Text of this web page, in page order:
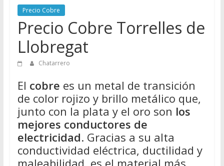
Chatarreros
para
vender
Chatarra
Precio Cobre
Precio Cobre Torrelles de
Llobregat
Chatarrero
El cobre es un metal de transición
de color rojizo y brillo metálico que,
junto con la plata y el oro son los
mejores conductores de
electricidad. Gracias a su alta
conductividad eléctrica, ductilidad y